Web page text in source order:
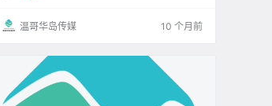
温哥华岛传媒 10 个月前